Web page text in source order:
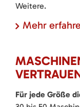
Weitere.
Mehr
Für jede Größe